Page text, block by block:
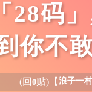
28码
你不
(回0贴) 【浪子一